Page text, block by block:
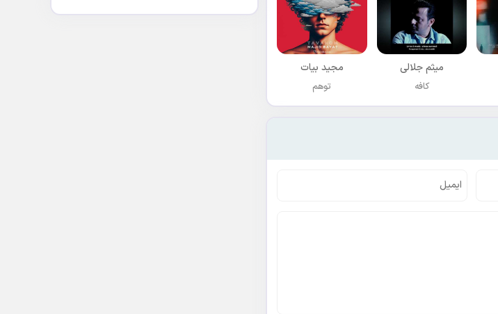
میثم جلالی
کافه
مجید بیات
توهم